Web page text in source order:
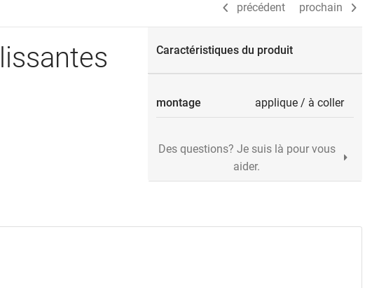
précédent prochain
Caractéristiques du produit
montage applique / à coller
Des questions? Je suis là pour vous
aider.